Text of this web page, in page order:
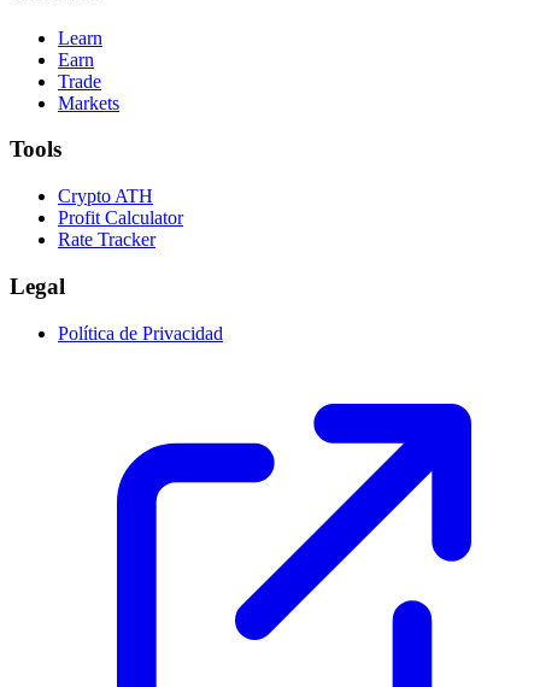
Learn
Earn
Trade
Markets
Tools
Crypto ATH
Profit Calculator
Rate Tracker
Legal
Política de Privacidad